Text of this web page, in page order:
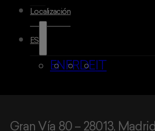
Localización
ES
EN FRDE IT
Gran Vía 80 – 28013, Madrid